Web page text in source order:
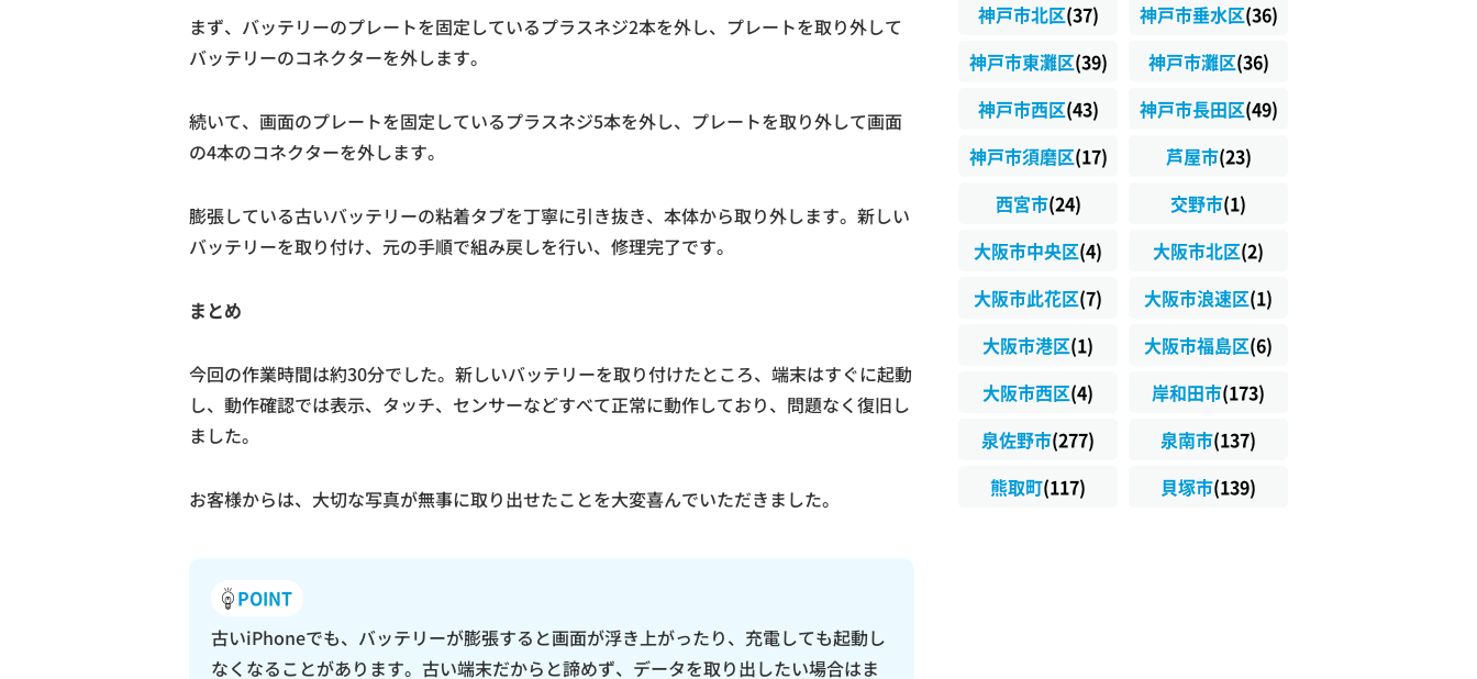
まず、バッテリーのプレートを固定しているプラスネジ2本を外し、プレートを取り外して
バッテリーのコネクターを外します。
続いて、画面のプレートを固定しているプラスネジ5本を外し、プレートを取り外して画面
の4本のコネクターを外します。
膨張している古いバッテリーの粘着タブを丁寧に引き抜き、本体から取り外します。新しい
バッテリーを取り付け、元の手順で組み戻しを行い、修理完了です。
まとめ
今回の作業時間は約30分でした。新しいバッテリーを取り付けたところ、端末はすぐに起動
し、動作確認では表示、タッチ、センサーなどすべて正常に動作しており、問題なく復旧し
ました。
お客様からは、大切な写真が無事に取り出せたことを大変喜んでいただきました。
POINT
古いiPhoneでも、バッテリーが膨張すると画面が浮き上がったり、充電しても起動し
なくなることがあります。古い端末だからと諦めず、データを取り出したい場合はま
神戸市北区(37) 神戸市垂水区(36)
神戸市東灘区(39) 神戸市灘区(36)
神戸市西区(43) 神戸市長田区(49)
神戸市須磨区(17) 芦屋市(23)
西宮市(24) 交野市(1)
大阪市中央区(4) 大阪市北区(2)
大阪市此花区(7) 大阪市浪速区(1)
大阪市港区(1) 大阪市福島区(6)
大阪市西区(4) 岸和田市(173)
泉佐野市(277) 泉南市(137)
熊取町(117) 貝塚市(139)